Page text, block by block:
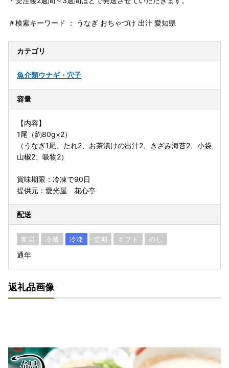
＃検索キーワード ： うなぎ おちゃづけ 出汁 愛知県
カテゴリ
魚介類ウナギ・穴子
容量
【内容】
1尾（約80g×2）
（うなぎ1尾、たれ2、お茶漬けの出汁2、きざみ海苔2、小袋
山椒2、吸物2）
賞味期限：冷凍で90日
提供元：愛光屋 花心亭
配送
常温 冷蔵 冷凍 定期 ギフト のし
通年
返礼品画像